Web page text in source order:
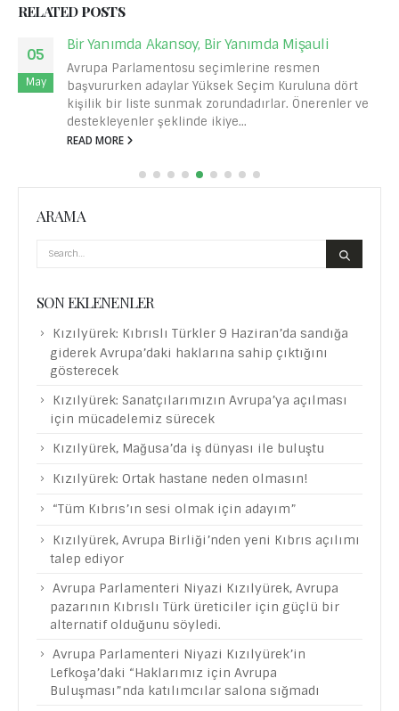
RELATEDPOSTS
05
May
Bir Yanımda Akansoy, Bir Yanımda Mişauli
Avrupa Parlamentosu seçimlerine resmen
başvururken adaylar Yüksek Seçim Kuruluna dört
kişilik bir liste sunmak zorundadırlar. Önerenler ve
destekleyenler şeklinde ikiye...
READ MORE
ARAMA
SON EKLENENLER
Kızılyürek: Kıbrıslı Türkler 9 Haziran’da sandığa
giderek Avrupa’daki haklarına sahip çıktığını
gösterecek
Kızılyürek: Sanatçılarımızın Avrupa’ya açılması
için mücadelemiz sürecek
Kızılyürek, Mağusa’da iş dünyası ile buluştu
Kızılyürek: Ortak hastane neden olmasın!
“Tüm Kıbrıs’ın sesi olmak için adayım”
Kızılyürek, Avrupa Birliği’nden yeni Kıbrıs açılımı
talep ediyor
Avrupa Parlamenteri Niyazi Kızılyürek, Avrupa
pazarının Kıbrıslı Türk üreticiler için güçlü bir
alternatif olduğunu söyledi.
Avrupa Parlamenteri Niyazi Kızılyürek’in
Lefkoşa’daki “Haklarımız için Avrupa
Buluşması”nda katılımcılar salona sığmadı